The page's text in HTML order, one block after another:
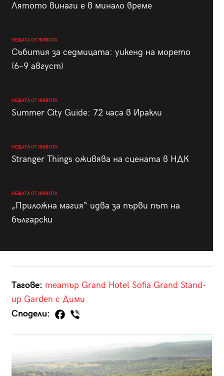
Лятото винаги е в минало време
НЕЩАТА ОТ ЖИВОТА
Събития за седмицата: уикенд на морето
(6–9 август)
НЕЩАТА ОТ ЖИВОТА
Summer City Guide: 72 часа в Иракли
НЕЩАТА ОТ ЖИВОТА
Stranger Things оживява на сцената в НДК
НЕЩАТА ОТ ЖИВОТА
„Приложна магия“ идва за първи път на
български
Тагове: театър Grand Hotel Sofia Grand Stand-
up Garden с Дими
Сподели: